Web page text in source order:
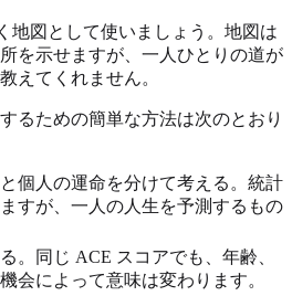
地図として使いましょう。地図は
を示せますが、一人ひとりの道が
えてくれません。
るための簡単な方法は次のとおり
個人の運命を分けて考える。統計
すが、一人の人生を予測するもの
。同じ ACE スコアでも、年齢、
会によって意味は変わります。